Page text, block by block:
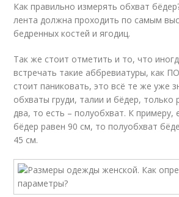
Как правильно измерять обхват
лента должна проходить по самым
бедренных костей и ягодиц.
Так же стоит отметить и то, что
встречать такие аббревиатуры, как
стоит паниковать, это всё те же уже
обхваты груди, талии и бёдер, только
два, то есть – полуобхват. К
бёдер равен 90 см, то полуобхват
45 см.